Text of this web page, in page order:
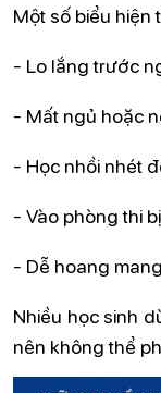
Một số biểu hiện
- Lo lắng trước
- Mất ngủ hoặc
- Học nhồi nhét
- Vào phòng thi
- Dễ hoang
Nhiều học sinh
nên không thể